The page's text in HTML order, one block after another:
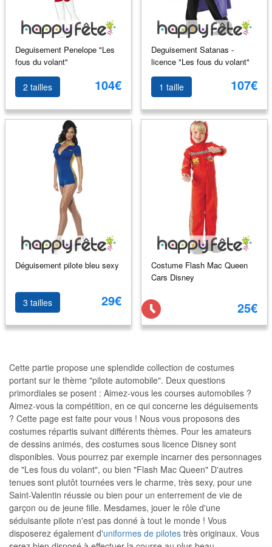
Deguisement Penelope "Les
fous du volant"
2 tailles 104€
Deguisement Satanas -
licence "Les fous du volant"
1 taille 107€
Déguisement pilote bleu sexy
3 tailles 29€
Costume Flash Mac Queen
Cars Disney
25€
Cette partie propose une splendide collection de costumes
portant sur le thème "pilote automobile". Deux questions
primordiales se posent : Aimez-vous les courses automobiles ?
Aimez-vous la compétition, en ce qui concerne les déguisements
? Cette page est faite pour vous ! Nous vous proposons des
costumes répartis suivant différents thèmes. Pour les amateurs
de dessins animés, des costumes sous licence Disney sont
disponibles. Vous pourrez par exemple incarner des personnages
de "Les fous du volant", ou bien "Flash Mac Queen" D'autres
tenues sont plutôt tournées vers le charme, très sexy, pour une
Saint-Valentin réussie ou bien pour un enterrement de vie de
garçon ou de jeune fille. Mesdames, jouer le rôle d'une
séduisante pilote n'est pas donné à tout le monde ! Vous
disposerez également d'uniformes de pilotes très originaux. Vous